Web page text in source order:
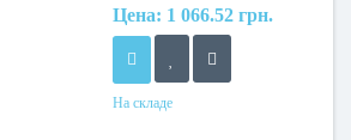
Цена: 1 066.52 грн.
На складе